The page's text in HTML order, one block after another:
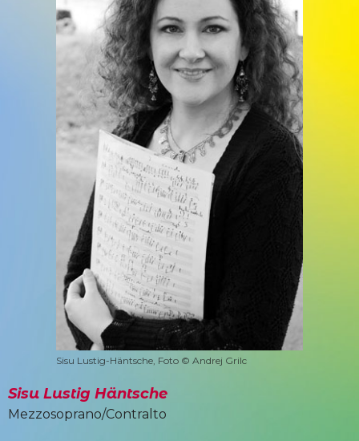
Sisu Lustig-Häntsche, Foto © Andrej Grilc
Sisu Lustig Häntsche
Mezzosoprano/Contralto